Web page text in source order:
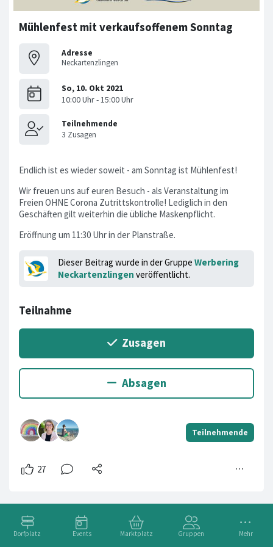
Dorfplatz Events Marktplatz Gruppen Mehr
Mühlenfest mit verkaufsoffenem Sonntag
Adresse
Neckartenzlingen
Endlich ist es wieder soweit - am Sonntag ist Mühlenfest!
Wir freuen uns auf euren Besuch - als Veranstaltung im
Freien OHNE Corona Zutrittskontrolle! Lediglich in den
Geschäften gilt weiterhin die übliche Maskenpflicht.
Eröffnung um 11:30 Uhr in der Planstraße.
Dieser Beitrag wurde in der Gruppe Werbering
Neckartenzlingen veröffentlicht.